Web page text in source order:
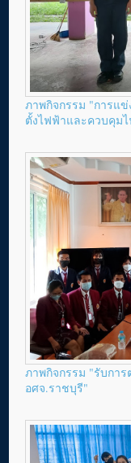
ภาพกิจกรรม "การแ
ตั้งไฟฟ้าและควบคุม
ภาพกิจกรรม "รับกา
อศจ.ราชบุรี"